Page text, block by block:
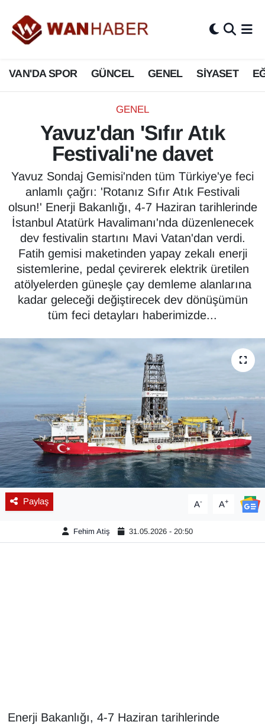
VAN'DA SPOR GÜNCEL GENEL SİYASET
GENEL
Yavuz'dan 'Sıfır Atık
Festivali'ne davet
Yavuz Sondaj Gemisi'nden tüm Türkiye'ye feci
anlamlı çağrı: 'Rotanız Sıfır Atık Festivali
olsun!' Enerji Bakanlığı, 4-7 Haziran tarihlerinde
İstanbul Atatürk Havalimanı'nda düzenlenecek
dev festivalin startını Mavi Vatan'dan verdi.
Fatih gemisi maketinden yapay zekalı enerji
sistemlerine, pedal çevirerek elektrik üretilen
atölyelerden güneşle çay demleme alanlarına
kadar geleceği değiştirecek dev dönüşümün
tüm feci detayları haberimizde...
Paylaş A- A+
Fehim Atiş 31.05.2026 - 20:50
Enerji Bakanlığı, 4-7 Haziran tarihlerinde
3.SAYFA
ASAYİŞ
BİLİM VE TEKNOLOJİ
Biyografi
ÇEVRE
Deprem
Dernekler, Odalar
Diğer
DÜNYA
EĞİTİM
Emlak
En çok konuşulanlar
GENEL
Güncel
Kamu Alımları
Van Nöbetçi Eczaneler
Van Hava Durumu
Van Namaz Vakitleri
Van Trafik Yoğunluk Haritası
Tüm Manşetler
Son Dakika Haberleri
Haber Arşivi